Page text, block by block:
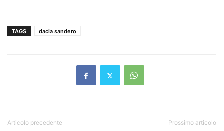
TAGS dacia sandero
Articolo precedente Prossimo articolo